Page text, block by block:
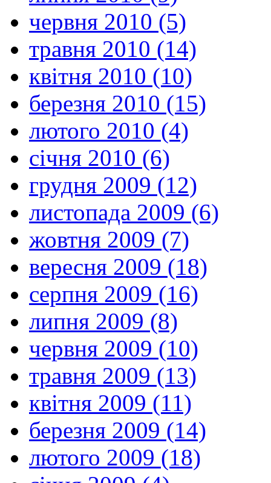
червня 2010 (5)
травня 2010 (14)
квітня 2010 (10)
березня 2010 (15)
лютого 2010 (4)
січня 2010 (6)
грудня 2009 (12)
листопада 2009 (6)
жовтня 2009 (7)
вересня 2009 (18)
серпня 2009 (16)
липня 2009 (8)
червня 2009 (10)
травня 2009 (13)
квітня 2009 (11)
березня 2009 (14)
лютого 2009 (18)